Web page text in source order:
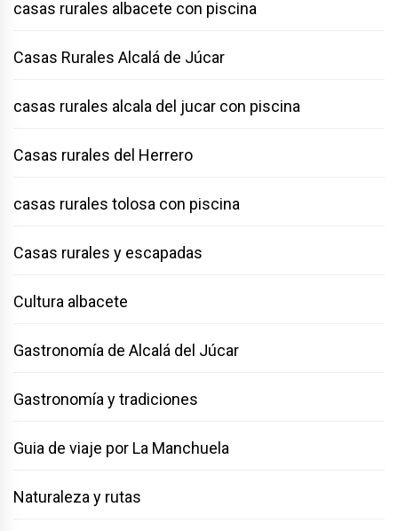
casas rurales albacete con piscina
Casas Rurales Alcalá de Júcar
casas rurales alcala del jucar con piscina
Casas rurales del Herrero
casas rurales tolosa con piscina
Casas rurales y escapadas
Cultura albacete
Gastronomía de Alcalá del Júcar
Gastronomía y tradiciones
Guia de viaje por La Manchuela
Naturaleza y rutas